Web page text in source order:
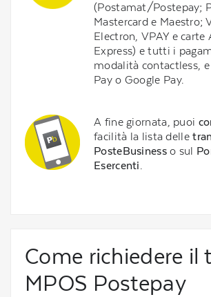
(Postamat/Postepay;
Mastercard e Maestro;
Electron, VPAY e carte
Express) e tutti i
modalità contactless,
Pay o Google Pay.
A fine giornata, puoi
facilità la lista delle
PosteBusinesso sul
Esercenti.
Come richiedere il
MPOS Postepay